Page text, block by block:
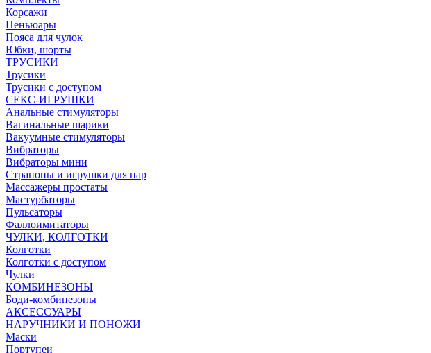
Корсажи
Пеньюары
Пояса для чулок
Юбки, шорты
ТРУСИКИ
Трусики
Трусики с доступом
СЕКС-ИГРУШКИ
Анальные стимуляторы
Вагинальные шарики
Вакуумные стимуляторы
Вибраторы
Вибраторы мини
Страпоны и игрушки для пар
Массажеры простаты
Мастурбаторы
Пульсаторы
Фаллоимитаторы
ЧУЛКИ, КОЛГОТКИ
Колготки
Колготки с доступом
Чулки
КОМБИНЕЗОНЫ
Боди-комбинезоны
АКСЕССУАРЫ
НАРУЧНИКИ И ПОНОЖИ
Маски
Портупеи